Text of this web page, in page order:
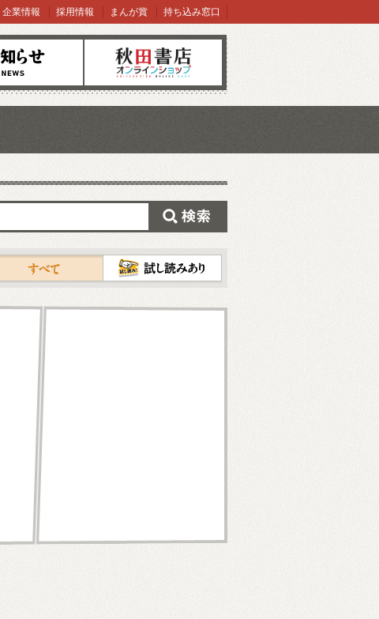
オンラインショップ
企業情報 採用情報 まんが賞 持ち込み窓口
て